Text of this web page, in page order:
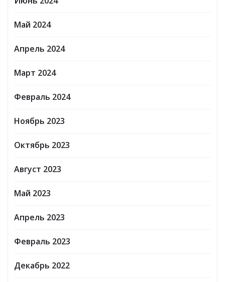
Май 2024
Апрель 2024
Март 2024
Февраль 2024
Ноябрь 2023
Октябрь 2023
Август 2023
Май 2023
Апрель 2023
Февраль 2023
Декабрь 2022